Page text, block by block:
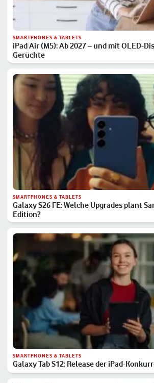
SMARTPHONES & TABLETS
iPad Air (M5): Ab 2027 – und mit OLED-
Gerüchte
SMARTPHONES & TABLETS
Galaxy S26 FE: Welche Upgrades plant
Edition?
SMARTPHONES & TABLETS
Galaxy Tab S12: Release der iPad-